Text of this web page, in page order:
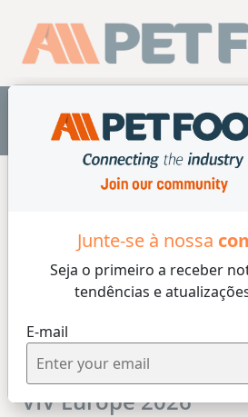
Junte-se à nossa
Seja o primeiro a receber
tendências e
E-mail
VIV Europe 2026